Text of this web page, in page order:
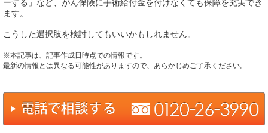
ーする」など、がん保険に手術給付金を付けなくても保障を充実でき
ます。
こうした選択肢を検討してもいいかもしれません。
※本記事は、記事作成日時点での情報です。
最新の情報とは異なる可能性がありますので、あらかじめご了承ください。